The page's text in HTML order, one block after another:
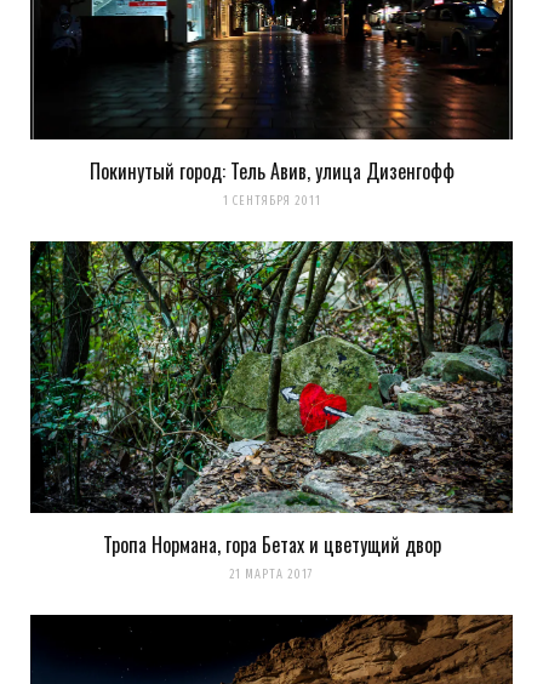
Покинутый город: Тель Авив, улица Дизенгофф
1 СЕНТЯБРЯ 2011
Тропа Нормана, гора Бетах и цветущий двор
21 МАРТА 2017